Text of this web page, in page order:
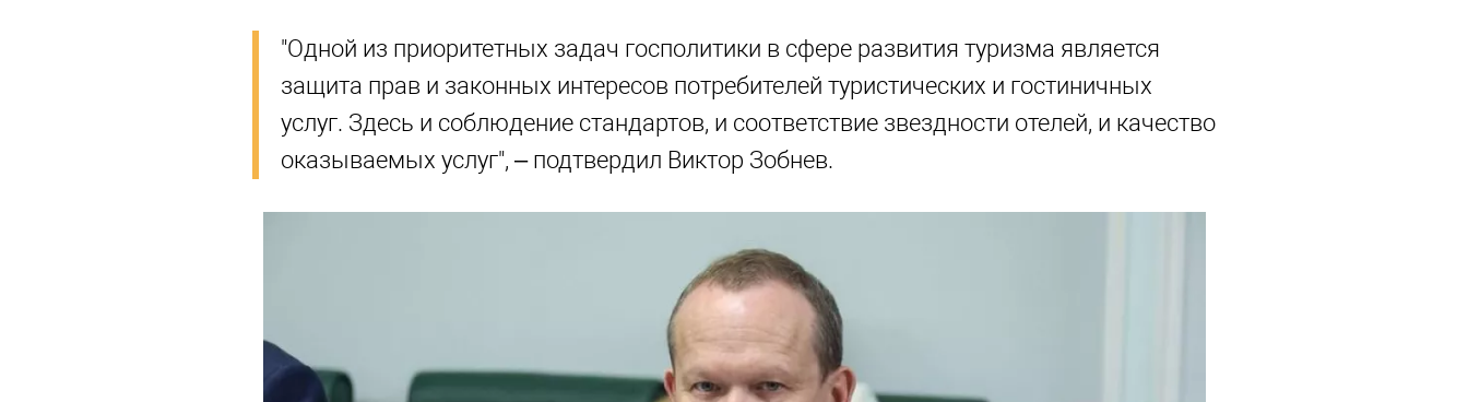
"Одной из приоритетных задач госполитики в сфере развития туризма является
защита прав и законных интересов потребителей туристических и гостиничных
услуг. Здесь и соблюдение стандартов, и соответствие звездности отелей, и качество
оказываемых услуг", – подтвердил Виктор Зобнев.